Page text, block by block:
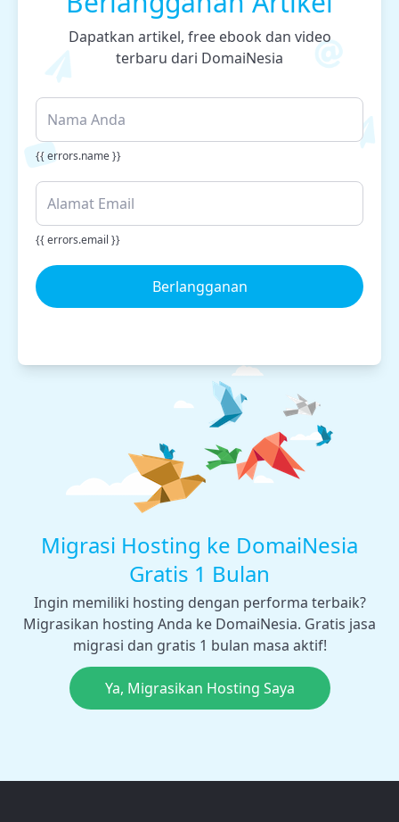
Dapatkan artikel, free ebook dan video
terbaru dari DomaiNesia
{{ errors.name }}
{{ errors.email }}
Berlangganan
Migrasi Hosting ke DomaiNesia
Gratis 1 Bulan
Ingin memiliki hosting dengan performa terbaik?
Migrasikan hosting Anda ke DomaiNesia. Gratis jasa
migrasi dan gratis 1 bulan masa aktif!
Ya, Migrasikan Hosting Saya